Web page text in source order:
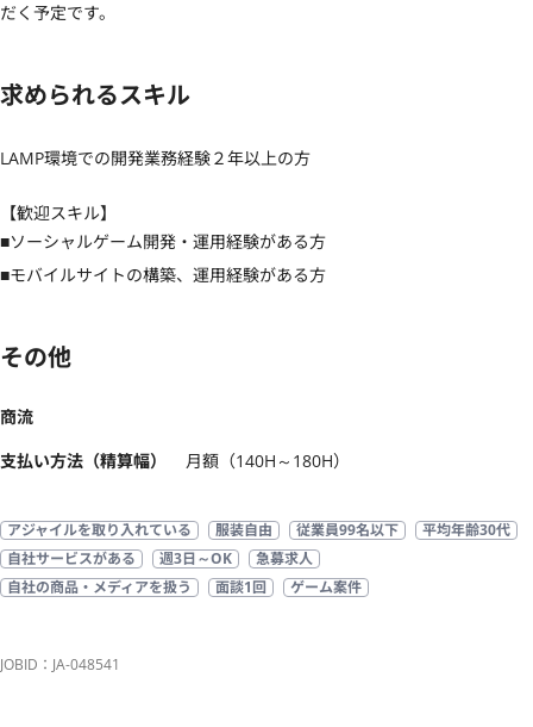
だく予定です。
求められるスキル
LAMP環境での開発業務経験２年以上の方
【歓迎スキル】
■ソーシャルゲーム開発・運用経験がある方
■モバイルサイトの構築、運用経験がある方
その他
商流
支払い方法（精算幅）
月額（140H～180H）
アジャイルを取り入れている 服装自由 従業員99名以下
平均年齢30代
自社サービスがある
週3日～OK
急募求人
自社の商品・メディアを扱う
面談1回 ゲーム案件
JOBID：JA-048541